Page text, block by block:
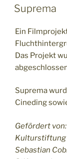
AM
Suprema
Ein
Das Projekt
Suprema
Cineding
Gefördert von:
Kulturstiftung
Sebastian